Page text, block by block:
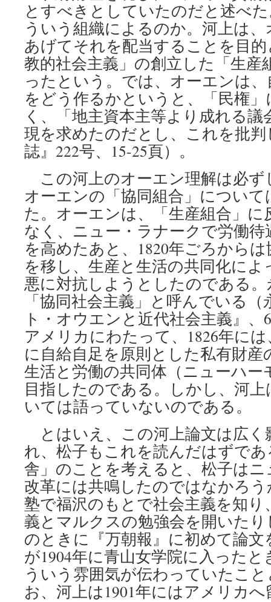
とすべきとしていたのだと述べ
ういう組織によるのか。河上は
あげてそれを配当することを目
教的社会主義」の創立した「生産
ったという。では、オーエンは
をどう作るかというと、「民権
く、「地主資本主等より成れる
現を求めたのだとし、これを批
誌』222号、15-25頁）。
この河上のオーエン理解は必ず
オーエンの「協同組合」につい
た。オーエンは、「生産組合」
なく、ニュー・ラナークで労働
を高めたあと、1820年ごろから
を移し、生産と生活の共同化に
悪に対抗しようとしたのである
「協同社会主義」と呼んでいる
ト・オウエンと近代社会主義』
アメリカにわたって、1826年に
に自給自足を原則とした私有財
生活と労働の共同体（ニューハー
目指したのである。しかし、河
いては語っていないのである。
とはいえ、この河上論文は広く
れ、松子もこれを読んだはずで
舎」のことを考えると、松子は
改革には共鳴したのではなかろ
塾で福沢のもとで社会主義を知り
義とマルクスの勉強会を開いたり
のときに『万朝報』に初めて論
が1904年に青山女学院に入った
ういう雰囲気が伝わっていたこ
お、河上は1901年にはアメリカ